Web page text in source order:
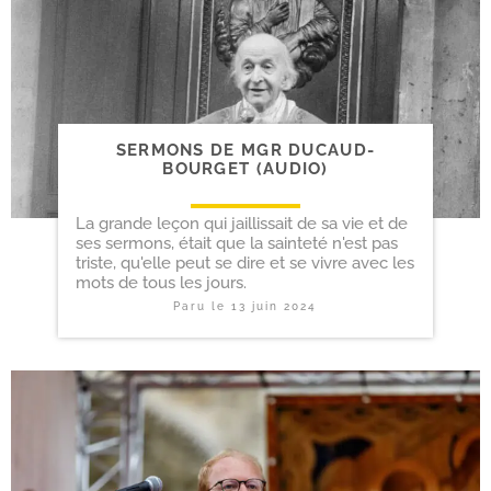
SERMONS DE MGR DUCAUD-​
BOURGET (AUDIO)
La grande leçon qui jaillissait de sa vie et de
ses sermons, était que la sainteté n'est pas
triste, qu'elle peut se dire et se vivre avec les
mots de tous les jours.
Paru le13 juin 2024